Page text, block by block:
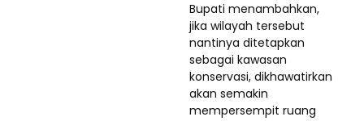
Bupati menambahkan,
jika wilayah tersebut
nantinya ditetapkan
sebagai kawasan
konservasi, dikhawatirkan
akan semakin
mempersempit ruang